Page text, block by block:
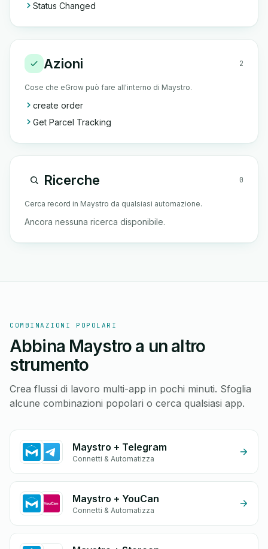
Status Changed
Azioni 2
Cose che eGrow può fare all'interno di Maystro.
create order
Get Parcel Tracking
Ricerche 0
Cerca record in Maystro da qualsiasi automazione.
Ancora nessuna ricerca disponibile.
COMBINAZIONI POPOLARI
Abbina Maystro a un altro
strumento
Crea flussi di lavoro multi-app in pochi minuti. Sfoglia
alcune combinazioni popolari o cerca qualsiasi app.
Maystro + Telegram
Connetti & Automatizza
Maystro + YouCan
Connetti & Automatizza